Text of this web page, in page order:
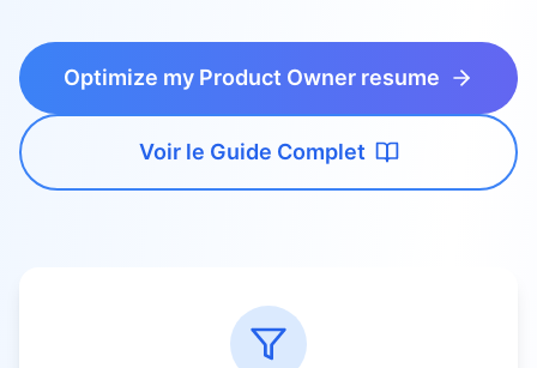
Optimize my Product Owner resume
Voir le Guide Complet